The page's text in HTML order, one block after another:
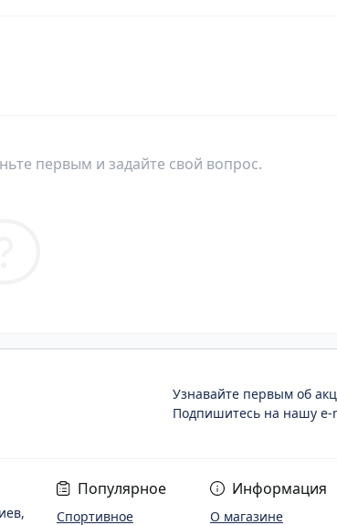
первым и задайте свой вопрос.
Узнавайте первым об
Подпишитесь на нашу e-
Популярное
Спортивное
Информация
О магазине